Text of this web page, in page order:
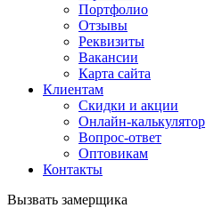
Портфолио
Отзывы
Реквизиты
Вакансии
Карта сайта
Клиентам
Скидки и акции
Онлайн-калькулятор
Вопрос-ответ
Оптовикам
Контакты
Вызвать замерщика